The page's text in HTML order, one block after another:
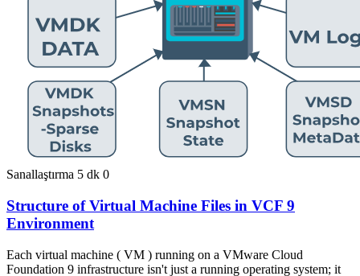
Sanallaştırma 5 dk 0
Structure of Virtual Machine Files in VCF 9
Environment
Each virtual machine ( VM ) running on a VMware Cloud
Foundation 9 infrastructure isn't just a running operating system; it